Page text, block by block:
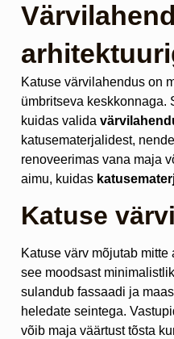
Katuse värvilahendus on
ümbritseva keskkonnaga.
kuidas valida
katusematerjalidest,
renoveerimas vana maja
aimu, kuidas
Katuse
Katuse värv mõjutab
see moodsast
sulandub fassaadi ja
heledate seintega.
võib maja väärtust tõsta